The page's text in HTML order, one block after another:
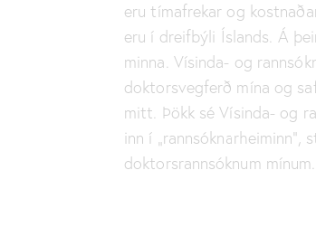
eru tímafrekar og
eru í dreifbýli Íslands. Á
minna. Vísinda- og
doktorsvegferð mína og
mitt. Þökk sé Vísinda- og
inn í
doktorsrannsóknum mínum.